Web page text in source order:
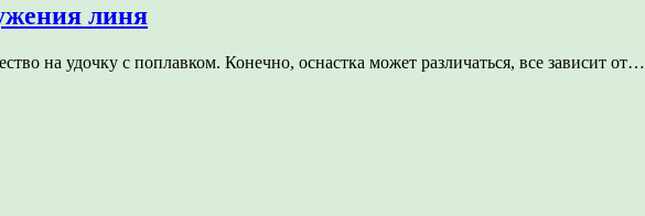
линя
на удочку с поплавком. Конечно, оснастка может различаться, все зависит от…